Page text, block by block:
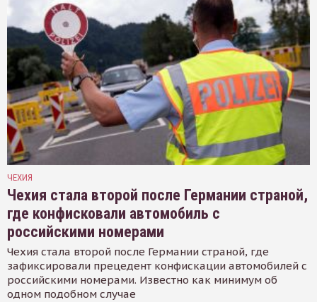
ЧЕХИЯ
Чехия стала второй после Германии страной,
где конфисковали автомобиль с
российскими номерами
Чехия стала второй после Германии страной, где
зафиксировали прецедент конфискации автомобилей с
российскими номерами. Известно как минимум об
одном подобном случае